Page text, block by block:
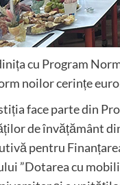
cu Program
noilor cerințe
face parte din
de învățământ
pentru
”Dotarea cu